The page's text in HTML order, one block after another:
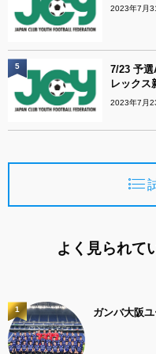
2023年7月
7/23 予
レックス
2023年7月
5
よく見られて
ガンバ大阪
1